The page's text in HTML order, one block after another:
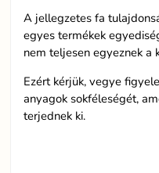
A jellegzetes fa
egyes termékek
nem teljesen egyeznek a
Ezért kérjük, vegye
anyagok sokféleségét,
terjednek ki.